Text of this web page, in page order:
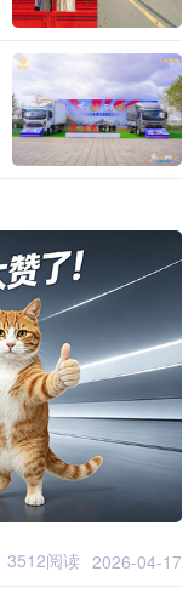
3512阅读 2026-04-17